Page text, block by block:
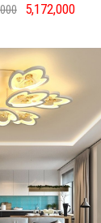
5,172,000